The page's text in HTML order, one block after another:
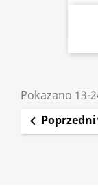
Pokazano 13-
 Poprzedni